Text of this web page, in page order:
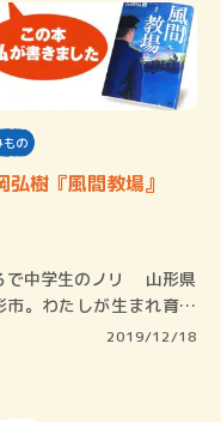
もの
弘樹『風間教場』
中学生のノリ 山形県
市。わたしが生まれ育っ
2019/12/18